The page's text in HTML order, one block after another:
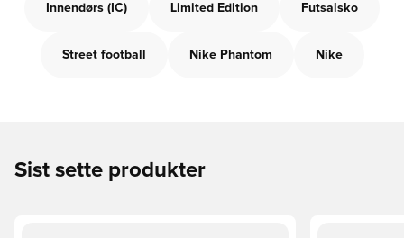
Innendørs (IC) Limited Edition Futsalsko
Street football Nike Phantom Nike
Sist sette produkter